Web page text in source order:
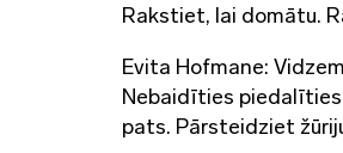
Rakstiet, lai domātu.
Evita Hofmane:
Nebaidīties
pats. Pārsteidziet